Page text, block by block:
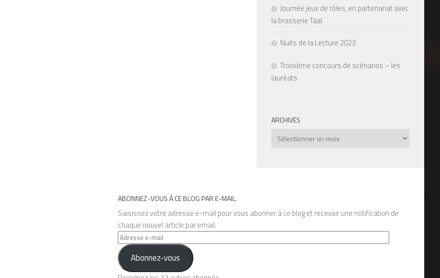
Journée jeux de rôles, en partenariat avec
la brasserie Taal
Nuits de la Lecture 2023
Troisième concours de scénarios – les
lauréats
ARCHIVES
Archives
ABONNEZ-VOUS À CE BLOG PAR E-MAIL.
Saisissez votre adresse e-mail pour vous abonner à ce blog et recevoir une notification de
chaque nouvel article par email.
Adresse
e-
mail Abonnez-vous